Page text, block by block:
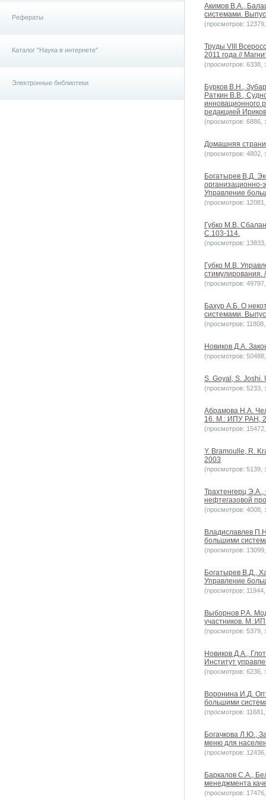
Рефераты
Каталог "Наука в интернете"
Электронные библиотеки
Акимов В.А.,
системами.
(просмотров:
Труды VIII
2011 года //
(просмотров: 6338,
Бурков В.Н.,
Раткин В.В.,
инновационного
редакцией
(просмотров: 6886,
Домашняя
(просмотров: 4802,
Богатырев В.Д.
организационно-
Управление
(просмотров:
Губко М.В.
С.103-114.
(просмотров:
Губко М.В.
стимулирования.
(просмотров:
Бахур А.Б. О
системами.
(просмотров:
Новиков Д.А.
(просмотров:
S. Goyal, S.
(просмотров: 5233,
Абрамова Н.А.
16. М.: ИПУ РАН,
(просмотров:
Y. Bramoulle, R.
2003
(просмотров: 5139,
Трахтенгерц
нефтегазовой
(просмотров: 4008,
Владиславлев
большими
(просмотров:
Богатырев В.Д.,
Управление
(просмотров:
Выборнов Р.А.
участников.
(просмотров: 5379,
Новиков Д.А.,
Институт
(просмотров: 6236,
Воронина И.Д.
большими
(просмотров:
Богачкова Л.Ю.,
меню для
(просмотров:
Баркалов С.А.,
менеджмента
(просмотров: